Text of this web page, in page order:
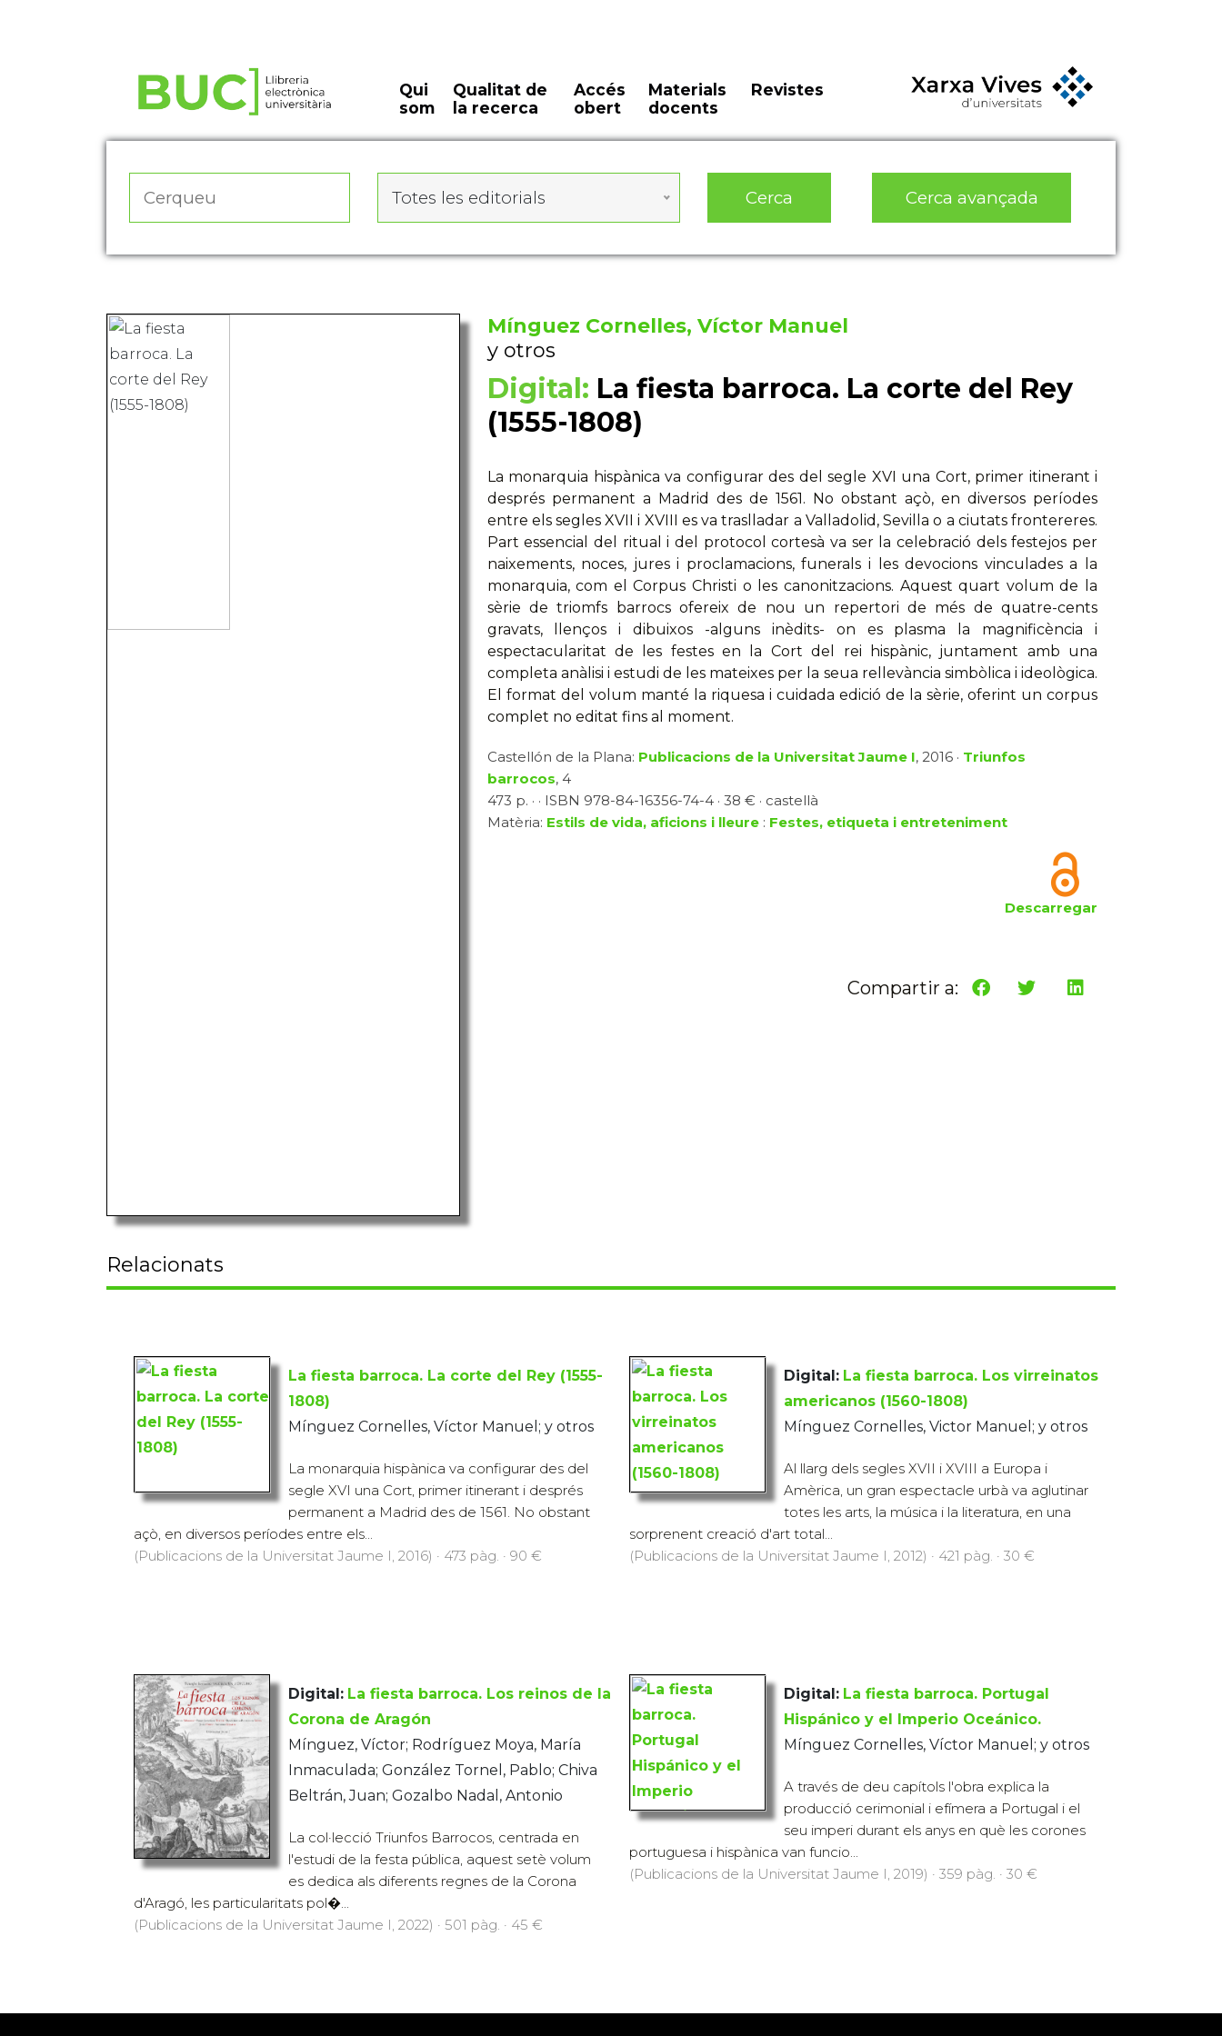
Qui
som
Qualitat de
la recerca
Accés
obert
Materials
docents
Revistes
Totes les editorials Cerca Cerca avançada
Mínguez Cornelles, Víctor Manuel
y otros
Digital: La fiesta barroca. La corte del Rey
(1555-1808)
La monarquia hispànica va configurar des del segle XVI una Cort, primer itinerant i
després permanent a Madrid des de 1561. No obstant açò, en diversos períodes
entre els segles XVII i XVIII es va traslladar a Valladolid, Sevilla o a ciutats frontereres.
Part essencial del ritual i del protocol cortesà va ser la celebració dels festejos per
naixements, noces, jures i proclamacions, funerals i les devocions vinculades a la
monarquia, com el Corpus Christi o les canonitzacions. Aquest quart volum de la
sèrie de triomfs barrocs ofereix de nou un repertori de més de quatre-cents
gravats, llenços i dibuixos -alguns inèdits- on es plasma la magnificència i
espectacularitat de les festes en la Cort del rei hispànic, juntament amb una
completa anàlisi i estudi de les mateixes per la seua rellevància simbòlica i ideològica.
El format del volum manté la riquesa i cuidada edició de la sèrie, oferint un corpus
complet no editat fins al moment.
Castellón de la Plana: Publicacions de la Universitat Jaume I, 2016 · Triunfos
barrocos, 4
473 p. · · ISBN 978-84-16356-74-4 · 38 € · castellà
Matèria: Estils de vida, aficions i lleure: Festes, etiqueta i entreteniment
Descarregar
Compartir a:
Relacionats
La fiesta barroca. La corte del Rey (1555-
1808)
Mínguez Cornelles, Víctor Manuel; y otros
La monarquia hispànica va configurar des del
segle XVI una Cort, primer itinerant i després
permanent a Madrid des de 1561. No obstant
açò, en diversos períodes entre els...
(Publicacions de la Universitat Jaume I, 2016) · 473 pàg. · 90 €
Digital: La fiesta barroca. Los virreinatos
americanos (1560-1808)
Mínguez Cornelles, Victor Manuel; y otros
Al llarg dels segles XVII i XVIII a Europa i
Amèrica, un gran espectacle urbà va aglutinar
totes les arts, la música i la literatura, en una
sorprenent creació d'art total...
(Publicacions de la Universitat Jaume I, 2012) · 421 pàg. · 30 €
Digital: La fiesta barroca. Los reinos de la
Corona de Aragón
Mínguez, Víctor; Rodríguez Moya, María
Inmaculada; González Tornel, Pablo; Chiva
Beltrán, Juan; Gozalbo Nadal, Antonio
La col·lecció Triunfos Barrocos, centrada en
l'estudi de la festa pública, aquest setè volum
es dedica als diferents regnes de la Corona
d'Aragó, les particularitats pol�...
(Publicacions de la Universitat Jaume I, 2022) · 501 pàg. · 45 €
Digital: La fiesta barroca. Portugal
Hispánico y el Imperio Oceánico.
Mínguez Cornelles, Víctor Manuel; y otros
A través de deu capítols l'obra explica la
producció cerimonial i efímera a Portugal i el
seu imperi durant els anys en què les corones
portuguesa i hispànica van funcio...
(Publicacions de la Universitat Jaume I, 2019) · 359 pàg. · 30 €